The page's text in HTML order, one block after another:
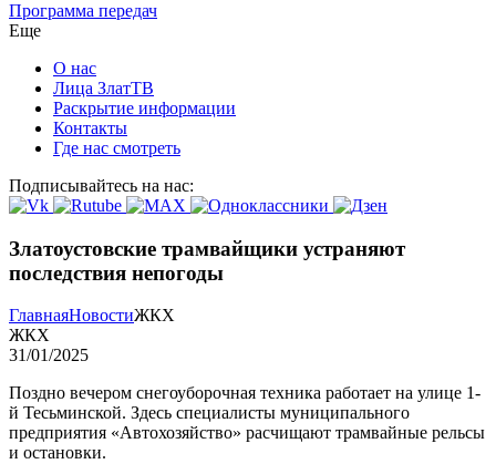
Программа передач
Еще
О нас
Лица ЗлатТВ
Раскрытие информации
Контакты
Где нас смотреть
Подписывайтесь на нас:
Златоустовские трамвайщики устраняют
последствия непогоды
ГлавнаяНовостиЖКХ
ЖКХ
31/01/2025
Поздно вечером снегоуборочная техника работает на улице 1-
й Тесьминской. Здесь специалисты муниципального
предприятия «Автохозяйство» расчищают трамвайные рельсы
и остановки.